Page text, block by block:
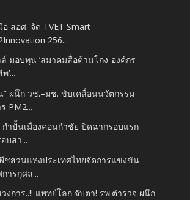
สอศ. จัด TVET Smart
256...
มอบทุน ‘สมาคมสื่อต้านโกง-องค์กร
’...
” ผนึก วช.–มช. ขับเคลื่อนนวัตกรรม
PM2...
ำปั้นเมืองคอนกำชัย ปิดฉากรอบแรก
บสา...
ชสวนแห่งประเทศไทยจัดการแข่งขัน
ารกุศล...
งการ..!! แพทย์โลก จับตา! รพ.ตำรวจ ผนึก